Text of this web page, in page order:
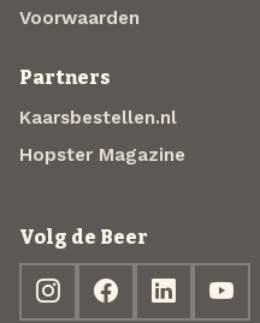
Voorwaarden
Partners
Kaarsbestellen.nl
Hopster Magazine
Volg de Beer